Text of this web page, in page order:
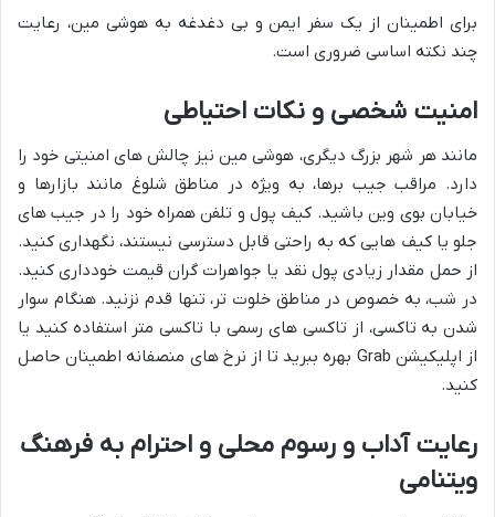
برای اطمینان از یک سفر ایمن و بی دغدغه به هوشی مین، رعایت
چند نکته اساسی ضروری است.
امنیت شخصی و نکات احتیاطی
مانند هر شهر بزرگ دیگری، هوشی مین نیز چالش های امنیتی خود را
دارد. مراقب جیب برها، به ویژه در مناطق شلوغ مانند بازارها و
خیابان بوی وین باشید. کیف پول و تلفن همراه خود را در جیب های
جلو یا کیف هایی که به راحتی قابل دسترسی نیستند، نگهداری کنید.
از حمل مقدار زیادی پول نقد یا جواهرات گران قیمت خودداری کنید.
در شب، به خصوص در مناطق خلوت تر، تنها قدم نزنید. هنگام سوار
شدن به تاکسی، از تاکسی های رسمی با تاکسی متر استفاده کنید یا
از اپلیکیشن Grab بهره ببرید تا از نرخ های منصفانه اطمینان حاصل
کنید.
رعایت آداب و رسوم محلی و احترام به فرهنگ
ویتنامی